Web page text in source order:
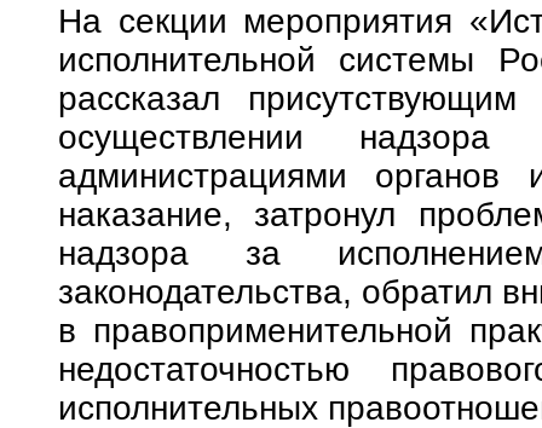
На секции мероприятия
исполнительной системы
рассказал
осуществлении
администрациями
наказание, затронул
надзора за исполнением
законодательства, обратил
в правоприменительной
недостаточностью
исполнительных